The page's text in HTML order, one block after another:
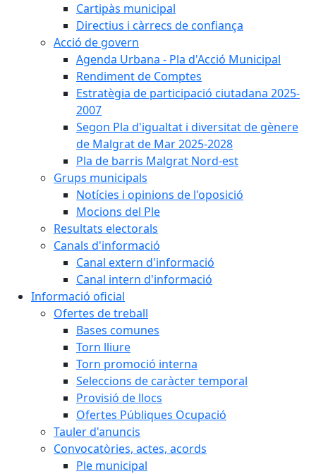
Cartipàs municipal
Directius i càrrecs de confiança
Acció de govern
Agenda Urbana - Pla d'Acció Municipal
Rendiment de Comptes
Estratègia de participació ciutadana 2025-
2007
Segon Pla d'igualtat i diversitat de gènere
de Malgrat de Mar 2025-2028
Pla de barris Malgrat Nord-est
Grups municipals
Notícies i opinions de l'oposició
Mocions del Ple
Resultats electorals
Canals d'informació
Canal extern d'informació
Canal intern d'informació
Informació oficial
Ofertes de treball
Bases comunes
Torn lliure
Torn promoció interna
Seleccions de caràcter temporal
Provisió de llocs
Ofertes Públiques Ocupació
Tauler d'anuncis
Convocatòries, actes, acords
Ple municipal